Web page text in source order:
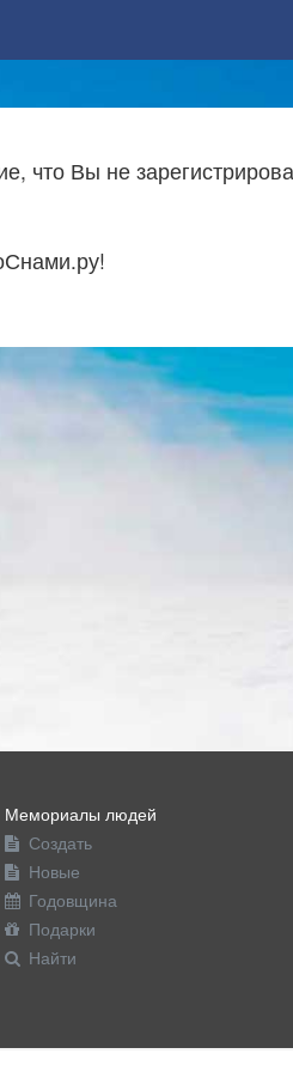
что Вы не
Мемориалы людей
Создать
Новые
Годовщина
Подарки
Найти